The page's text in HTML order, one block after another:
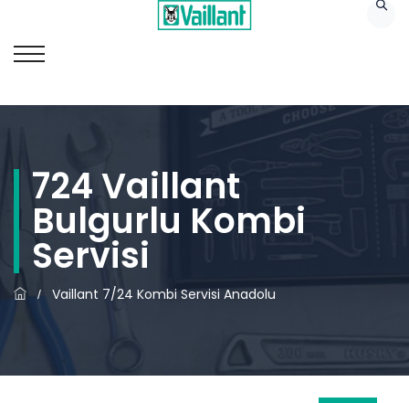
724 Vaillant
Bulgurlu Kombi
Servisi
/ Vaillant 7/24 Kombi Servisi Anadolu